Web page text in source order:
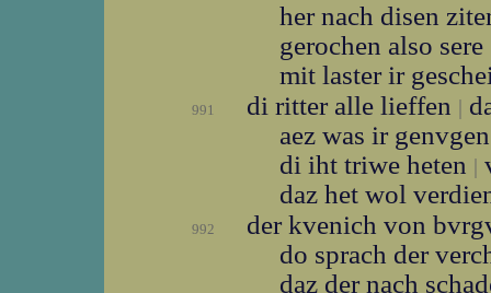
her nach disen
gerochen also sere
mit laster ir
991 di ritter alle lieffen |
aez was ir
di iht triwe heten |
daz het wol
992
der kvenich von
do sprach der
daz der nach